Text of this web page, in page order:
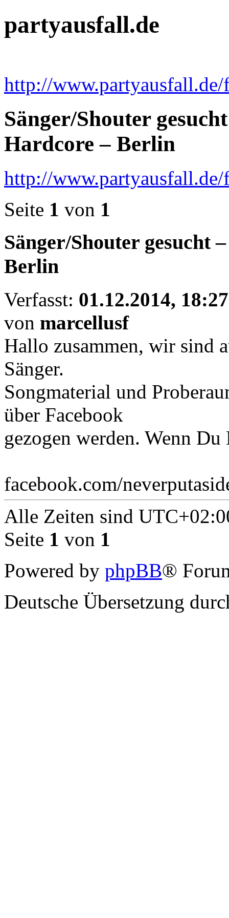
partyausfall.de
http://
Sänger/Shouter
Hardcore – Berlin
http://
Seite 1 von 1
Sänger/Shouter gesucht
Berlin
Verfasst: 01.12.2014, 18:27
von marcellusf
Hallo zusammen, wir sind
Sänger.
Songmaterial und
über Facebook
gezogen werden. Wenn
facebook.com/
Alle Zeiten sind
Seite 1 von 1
Powered by phpBB®
Deutsche Übersetzung